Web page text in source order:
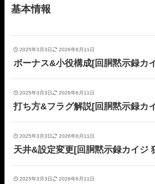
基本情報
2025年3月3日 2026年6月11日
ボーナス&小役構成[回胴黙示録カ
2025年3月3日 2026年6月11日
打ち方&フラグ解説[回胴黙示録カ
2025年3月3日 2026年6月11日
天井&設定変更[回胴黙示録カイジ
2025年3月3日 2026年6月11日